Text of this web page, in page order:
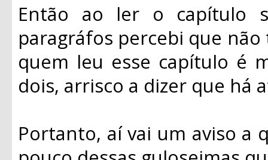
Então ao ler o capítulo
paragráfos percebi que
quem leu esse capítulo é
dois, arrisco a dizer que há
Portanto, aí vai um aviso a